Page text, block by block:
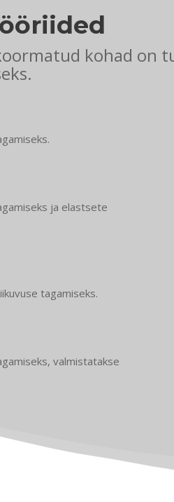
kohad on
ja elastsete
tagamiseks.
valmistatakse